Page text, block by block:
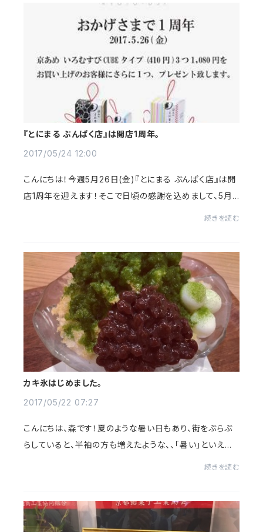
『とにまる ぶんぱく店』は開店1周年。
2017/05/24 12:00
こんにちは！今週5月26日(金)『とにまる ぶんぱく店』は開
店1周年を迎えます！そこで日頃の感謝を込めまして、5月2
続きを読む
カキ氷はじめました。
2017/05/22 07:27
こんにちは、森です！夏のような暑い日もあり、街をぶらぶ
らしていると、半袖の方も増えたような、、「暑い」といえば、
続きを読む